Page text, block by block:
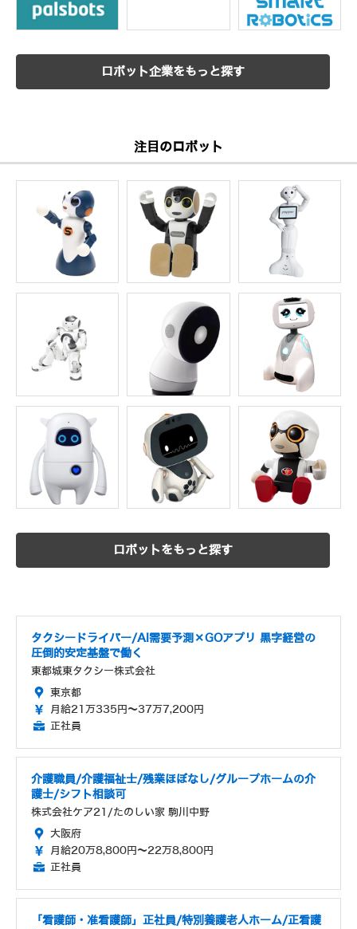
ロボット企業をもっと探す
注目のロボット
ロボットをもっと探す
タクシードライバー/AI需要予測×GOアプリ 黒字経営の
圧倒的安定基盤で働く
東都城東タクシー株式会社
東京都
月給21万335円～37万7,200円
正社員
介護職員/介護福祉士/残業ほぼなし/グループホームの介
護士/シフト相談可
株式会社ケア21/たのしい家 駒川中野
大阪府
月給20万8,800円～22万8,800円
正社員
「看護師・准看護師」正社員/特別養護老人ホーム/正看護